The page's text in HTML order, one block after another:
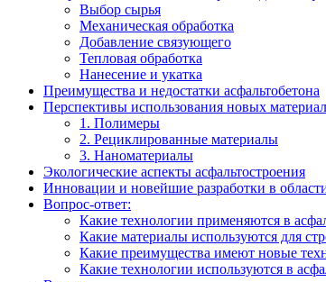
Выбор сырья
Механическая обработка
Добавление связующего
Тепловая обработка
Нанесение и укатка
Преимущества и недостатки асфальтобетона
Перспективы использования новых
1. Полимеры
2. Рециклированные материалы
3. Наноматериалы
Экологические аспекты асфальтостроения
Инновации и новейшие разработки в
Вопрос-ответ:
Какие технологии применяются в
Какие материалы используются для
Какие преимущества имеют новые
Какие технологии используются в